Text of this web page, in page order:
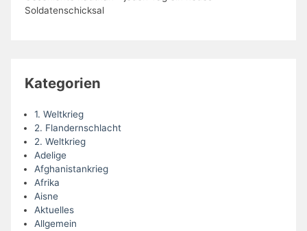
Soldatenschicksal
Kategorien
1. Weltkrieg
2. Flandernschlacht
2. Weltkrieg
Adelige
Afghanistankrieg
Afrika
Aisne
Aktuelles
Allgemein